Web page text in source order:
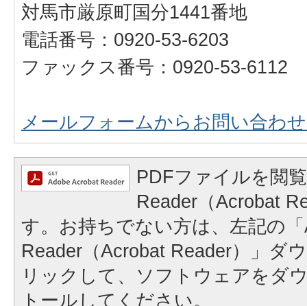
対馬市厳原町国分1441番地
電話番号：0920-53-6203
ファックス番号：0920-53-6112
メールフォームからお問い合わ
PDFファイルを閲
Reader（Acrobat
す。お持ちでない方は、左記の
Reader（Acrobat Reader）」ダ
リックして、ソフトウェアをダ
トールしてください。